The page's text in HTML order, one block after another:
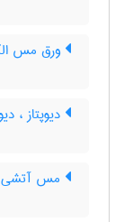
ورق مس
دیوپتاز ،
مس